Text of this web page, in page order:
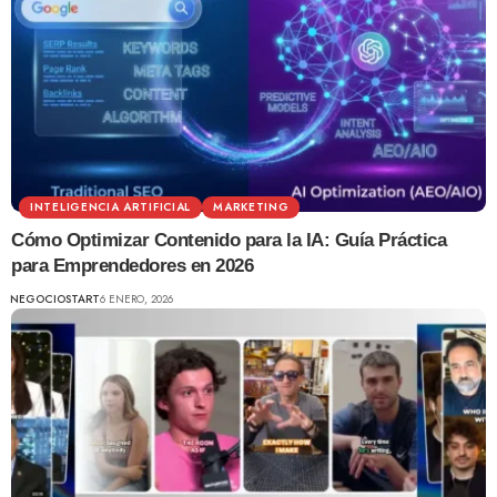
INTELIGENCIA ARTIFICIAL MARKETING
Cómo Optimizar Contenido para la IA: Guía Práctica
para Emprendedores en 2026
NEGOCIOSTART6 ENERO, 2026